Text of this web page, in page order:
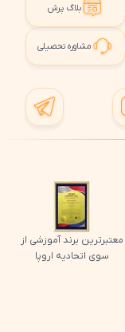
بلاگ پرش
مشاوره تحصیلی
معتبرترین برند آموزشی از
سوی اتحادیه اروپا